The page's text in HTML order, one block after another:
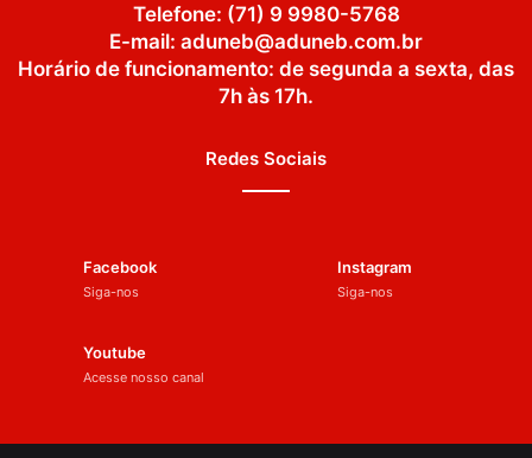
Telefone: (71) 9 9980-5768
E-mail: aduneb@aduneb.com.br
Horário de funcionamento: de segunda a sexta, das
7h às 17h.
Redes Sociais
Facebook
Siga-nos
Instagram
Siga-nos
Youtube
Acesse nosso canal